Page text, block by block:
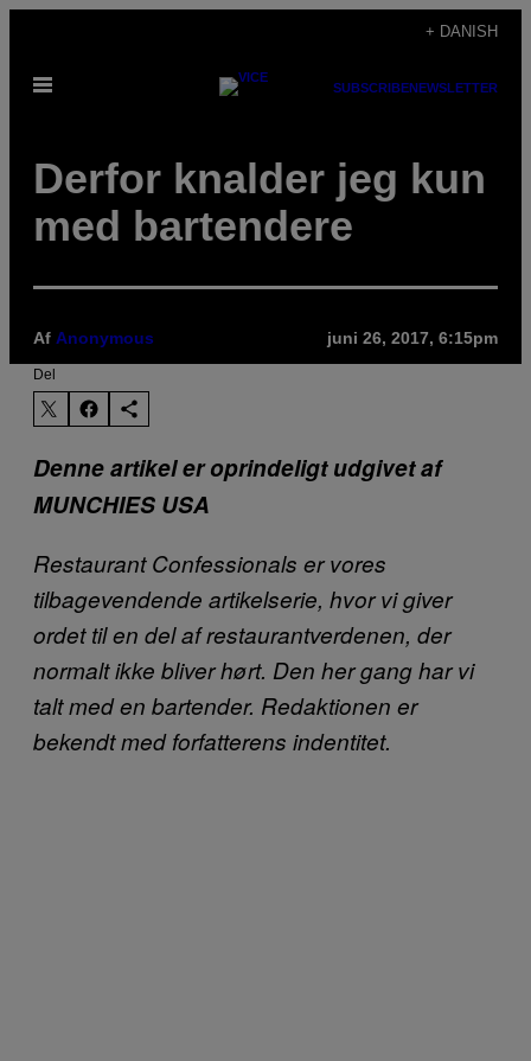
indhold
+ DANISH
Åbn
SUBSCRIBENEWSLETTER
Derfor knalder jeg kun
med bartendere
Af Anonymous juni 26, 2017, 6:15pm
Del
Denne artikel er oprindeligt udgivet af
MUNCHIES USA
Restaurant Confessionals er vores
tilbagevendende artikelserie, hvor vi giver
ordet til en del af restaurantverdenen, der
normalt ikke bliver hørt. Den her gang har vi
talt med en bartender. Redaktionen er
bekendt med forfatterens indentitet.